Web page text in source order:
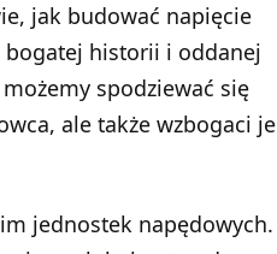
jak budować napięcie
bogatej historii i oddanej
spodziewać się
ale także wzbogaci je
jednostek napędowych.